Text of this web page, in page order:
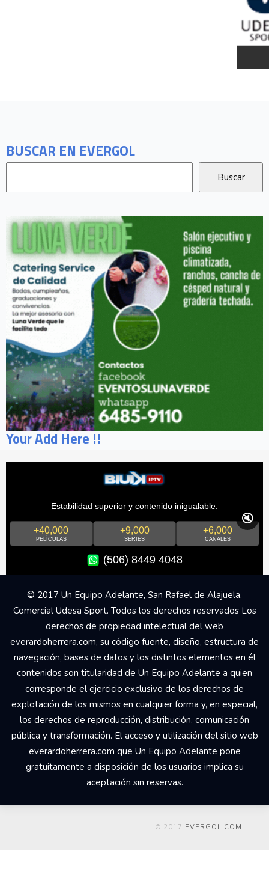
BUSCAR EN EVERGOL
Your Add Here !!
Estabilidad superior y contenido inigualable.
+40,000
PELÍCULAS
+9,000
SERIES
+6,000
CANALES
(506) 8449 4048
🔇
© 2017 Un Equipo Adelante, San Rafael de Alajuela,
Comercial Udesa Sport. Todos los derechos reservados Los
derechos de propiedad intelectual del web
everardoherrera.com, su código fuente, diseño, estructura de
navegación, bases de datos y los distintos elementos en él
contenidos son titularidad de Un Equipo Adelante a quien
corresponde el ejercicio exclusivo de los derechos de
explotación de los mismos en cualquier forma y, en especial,
los derechos de reproducción, distribución, comunicación
pública y transformación. El acceso y utilización del sitio web
everardoherrera.com que Un Equipo Adelante pone
gratuitamente a disposición de los usuarios implica su
aceptación sin reservas.
© 2017 EVERGOL.COM